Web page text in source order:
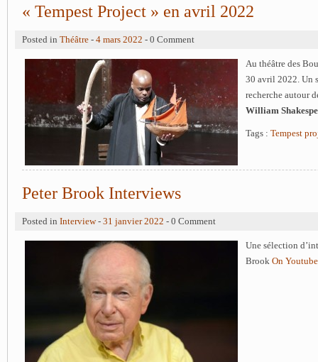
« Tempest Project » en avril 2022
Posted in Théâtre - 4 mars 2022 - 0 Comment
Au théâtre des
30 avril 2022. Un
recherche autour
William
Tags : Tempest
Peter Brook Interviews
Posted in Interview- 31 janvier 2022 - 0 Comment
Une sélection
Brook On